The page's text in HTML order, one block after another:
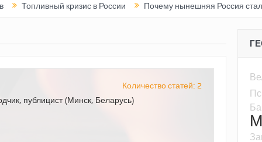
кризис в России Почему нынешняя Россия стала
Количество статей: 2
публицист (Минск, Беларусь)